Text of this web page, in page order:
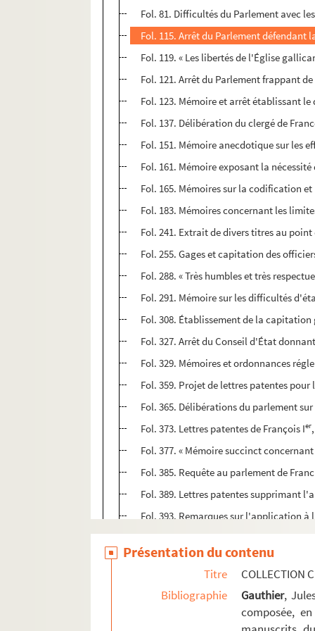
Fol. 81. Difficultés du Parlement avec
Fol. 115. Arrêt du Parlement
Fol. 119. « Les libertés de l'Église
Fol. 121. Arrêt du Parlement frappant
Fol. 123. Mémoire et arrêt établissant
Fol. 137. Délibération du clergé de
Fol. 151. Mémoire anecdotique sur les
Fol. 161. Mémoire exposant la
Fol. 165. Mémoires sur la codification
Fol. 183. Mémoires concernant les
Fol. 241. Extrait de divers titres au
Fol. 255. Gages et capitation des
Fol. 288. « Très humbles et très
Fol. 291. Mémoire sur les difficultés
Fol. 308. Établissement de la capitation
Fol. 327. Arrêt du Conseil d'État
Fol. 329. Mémoires et ordonnances
Fol. 359. Projet de lettres patentes
Fol. 365. Délibérations du parlement
Fol. 373. Lettres patentes de François Ier
Fol. 377. « Mémoire succinct
Fol. 385. Requête au parlement de
Fol. 389. Lettres patentes supprimant
Fol. 393. Remarques sur l'application à
Fol. 399. « Mémoire... au sujet de la
Fol. 413. Mémoire des anciennes
Fol. 417. Mémoire de la ville de
Fol. 421. Avis du parlement, contraire
1. « Tables des pièces contenuës en
Présentation du contenu
Titre
COLLECTION
Bibliographie
Gauthier,
composée,